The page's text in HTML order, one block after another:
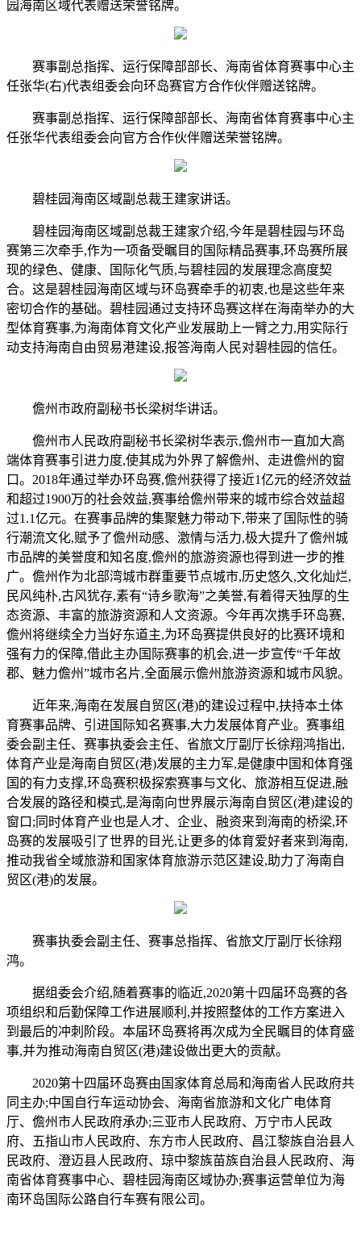
园海南区域代表赠送荣誉铭牌。
赛事副总指挥、运行保障部部长、海南省体育赛事中心主
任张华(右)代表组委会向环岛赛官方合作伙伴赠送铭牌。
赛事副总指挥、运行保障部部长、海南省体育赛事中心主
任张华代表组委会向官方合作伙伴赠送荣誉铭牌。
碧桂园海南区域副总裁王建家讲话。
碧桂园海南区域副总裁王建家介绍,今年是碧桂园与环岛
赛第三次牵手,作为一项备受瞩目的国际精品赛事,环岛赛所展
现的绿色、健康、国际化气质,与碧桂园的发展理念高度契
合。这是碧桂园海南区域与环岛赛牵手的初衷,也是这些年来
密切合作的基础。碧桂园通过支持环岛赛这样在海南举办的大
型体育赛事,为海南体育文化产业发展助上一臂之力,用实际行
动支持海南自由贸易港建设,报答海南人民对碧桂园的信任。
儋州市政府副秘书长梁树华讲话。
儋州市人民政府副秘书长梁树华表示,儋州市一直加大高
端体育赛事引进力度,使其成为外界了解儋州、走进儋州的窗
口。2018年通过举办环岛赛,儋州获得了接近1亿元的经济效益
和超过1900万的社会效益,赛事给儋州带来的城市综合效益超
过1.1亿元。在赛事品牌的集聚魅力带动下,带来了国际性的骑
行潮流文化,赋予了儋州动感、激情与活力,极大提升了儋州城
市品牌的美誉度和知名度,儋州的旅游资源也得到进一步的推
广。儋州作为北部湾城市群重要节点城市,历史悠久,文化灿烂,
民风纯朴,古风犹存,素有“诗乡歌海”之美誉,有着得天独厚的生
态资源、丰富的旅游资源和人文资源。今年再次携手环岛赛,
儋州将继续全力当好东道主,为环岛赛提供良好的比赛环境和
强有力的保障,借此主办国际赛事的机会,进一步宣传“千年故
郡、魅力儋州”城市名片,全面展示儋州旅游资源和城市风貌。
近年来,海南在发展自贸区(港)的建设过程中,扶持本土体
育赛事品牌、引进国际知名赛事,大力发展体育产业。赛事组
委会副主任、赛事执委会主任、省旅文厅副厅长徐翔鸿指出,
体育产业是海南自贸区(港)发展的主力军,是健康中国和体育强
国的有力支撑,环岛赛积极探索赛事与文化、旅游相互促进,融
合发展的路径和模式,是海南向世界展示海南自贸区(港)建设的
窗口;同时体育产业也是人才、企业、融资来到海南的桥梁,环
岛赛的发展吸引了世界的目光,让更多的体育爱好者来到海南,
推动我省全域旅游和国家体育旅游示范区建设,助力了海南自
贸区(港)的发展。
赛事执委会副主任、赛事总指挥、省旅文厅副厅长徐翔
鸿。
据组委会介绍,随着赛事的临近,2020第十四届环岛赛的各
项组织和后勤保障工作进展顺利,并按照整体的工作方案进入
到最后的冲刺阶段。本届环岛赛将再次成为全民瞩目的体育盛
事,并为推动海南自贸区(港)建设做出更大的贡献。
2020第十四届环岛赛由国家体育总局和海南省人民政府共
同主办;中国自行车运动协会、海南省旅游和文化广电体育
厅、儋州市人民政府承办;三亚市人民政府、万宁市人民政
府、五指山市人民政府、东方市人民政府、昌江黎族自治县人
民政府、澄迈县人民政府、琼中黎族苗族自治县人民政府、海
南省体育赛事中心、碧桂园海南区域协办;赛事运营单位为海
南环岛国际公路自行车赛有限公司。